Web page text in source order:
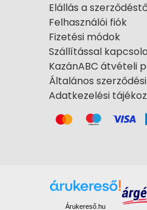
Elállás a
Felhasználói fiók
Fizetési módok
Szállítással
KazánABC átvételi
Általános
Adatkezelési
Árukereső.hu